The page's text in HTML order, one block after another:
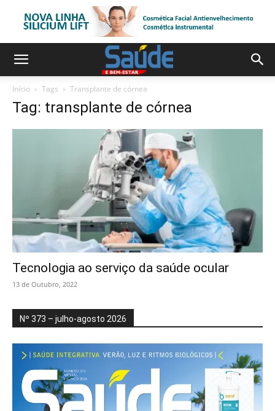
Início Tags Transplante de córnea
Tag: transplante de córnea
Tecnologia ao serviço da saúde ocular
13 de Outubro, 2022
Nº 373 – julho-agosto 2026